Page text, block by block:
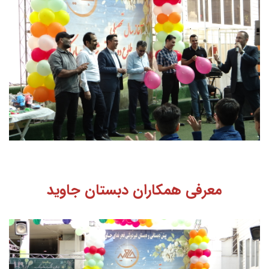
معرفی همکاران دبستان جاوید